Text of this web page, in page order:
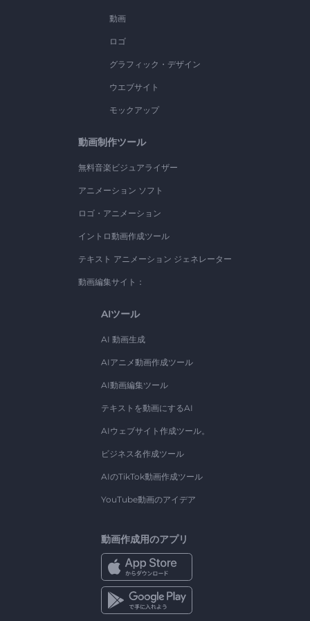
動画
ロゴ
グラフィック・デザイン
ウエブサイト
モックアップ
動画制作ツール
無料音楽ビジュアライザー
アニメーション ソフト
ロゴ・アニメーション
イントロ動画作成ツール
テキスト アニメーション ジェネレーター
動画編集サイト：
AIツール
AI 動画生成
AIアニメ動画作成ツール
AI動画編集ツール
テキストを動画にするAI
AIウェブサイト作成ツール。
ビジネス名作成ツール
AIのTikTok動画作成ツール
YouTube動画のアイデア
動画作成用のアプリ